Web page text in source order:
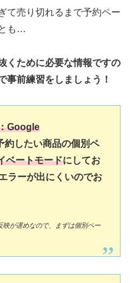
て売り切れるまで予約ペー
も…
くために必要な情報ですの
事前練習をしましょう！
Google
約したい商品の個別ペ
ベートモードにしてお
ラーが出にくいのでお
が遅めなので、まずは個別ペー